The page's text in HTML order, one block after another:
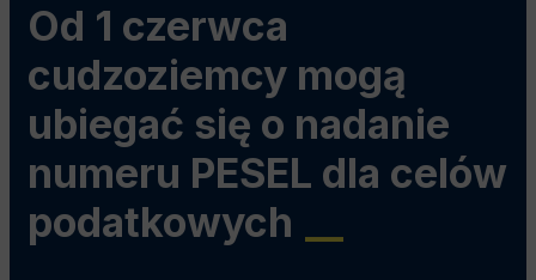
Od 1 czerwca
cudzoziemcy mogą
ubiegać się o nadanie
numeru PESEL dla celów
podatkowych